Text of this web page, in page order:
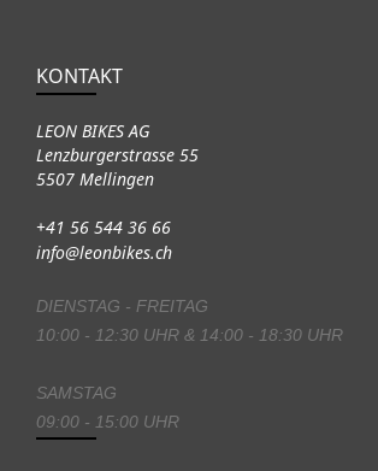
KONTAKT
LEON BIKES AG
Lenzburgerstrasse 55
5507 Mellingen
+41 56 544 36 66
info@leonbikes.ch
DIENSTAG - FREITAG
10:00 - 12:30 UHR & 14:00 - 18:30 UHR
SAMSTAG
09:00 - 15:00 UHR